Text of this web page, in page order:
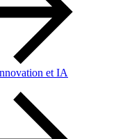
et IA